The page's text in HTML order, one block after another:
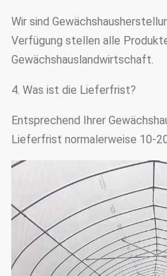
Wir sind
Verfügung stellen alle
Gewächshauslandwirtschaft.
4. Was ist die Lieferfrist?
Entsprechend Ihrer
Lieferfrist normalerweise 10-